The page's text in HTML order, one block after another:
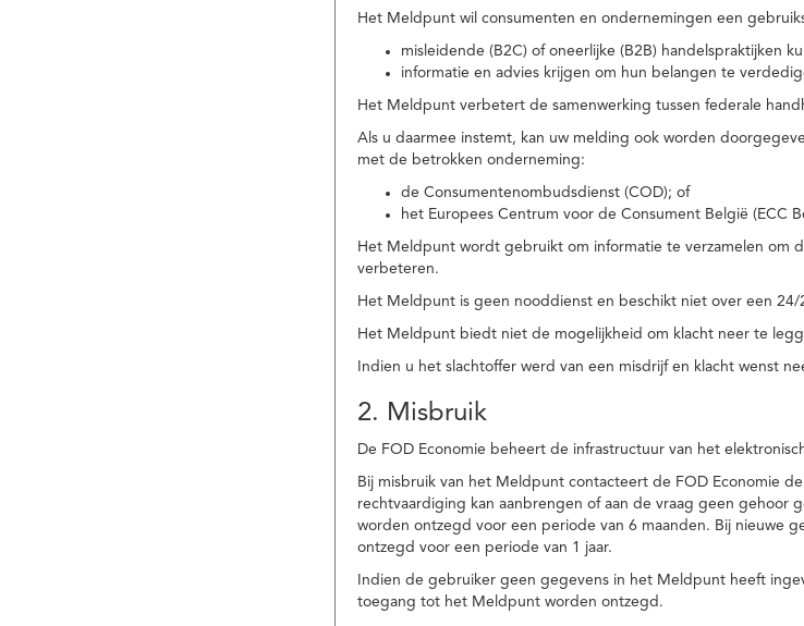
Het Meldpunt wil consumenten en ondernemingen een
misleidende (B2C) of oneerlijke (B2B) handelspraktijken
informatie en advies krijgen om hun belangen te
Het Meldpunt verbetert de samenwerking tussen federale
Als u daarmee instemt, kan uw melding ook worden
met de betrokken onderneming:
de Consumentenombudsdienst (COD); of
het Europees Centrum voor de Consument België (ECC
Het Meldpunt wordt gebruikt om informatie te verzamelen om
verbeteren.
Het Meldpunt is geen nooddienst en beschikt niet over een
Het Meldpunt biedt niet de mogelijkheid om klacht neer te
Indien u het slachtoffer werd van een misdrijf en klacht wenst
2. Misbruik
De FOD Economie beheert de infrastructuur van het
Bij misbruik van het Meldpunt contacteert de FOD Economie
rechtvaardiging kan aanbrengen of aan de vraag geen
worden ontzegd voor een periode van 6 maanden. Bij nieuwe
ontzegd voor een periode van 1 jaar.
Indien de gebruiker geen gegevens in het Meldpunt heeft
toegang tot het Meldpunt worden ontzegd.